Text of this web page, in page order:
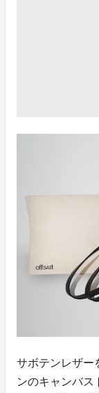
サボテンレザー
ンのキャンバス